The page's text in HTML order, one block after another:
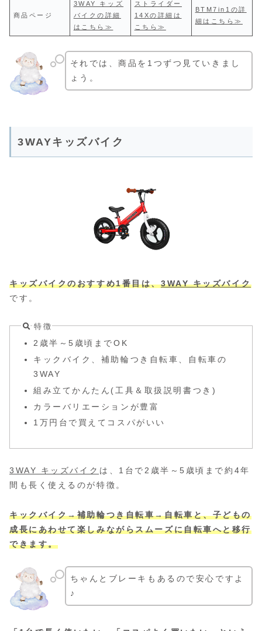
商品ページ
3WAY キッズ
バイクの詳細
はこちら≫
ストライダー
14Xの詳細は
こちら≫
BTM7in1の詳
細はこちら≫
それでは、商品を1つずつ見ていきまし
ょう。
3WAYキッズバイク
キッズバイクのおすすめ1番目は、3WAY キッズバイク
です。
特徴
2歳半～5歳頃までOK
キックバイク、補助輪つき自転車、自転車の
3WAY
組み立てかんたん(工具＆取扱説明書つき)
カラーバリエーションが豊富
1万円台で買えてコスパがいい
3WAY キッズバイク は、1台で2歳半～5歳頃まで約4年
間も長く使えるのが特徴。
キックバイク→補助輪つき自転車→自転車と、子どもの
成長にあわせて楽しみながらスムーズに自転車へと移行
できます。
ちゃんとブレーキもあるので安心ですよ
♪